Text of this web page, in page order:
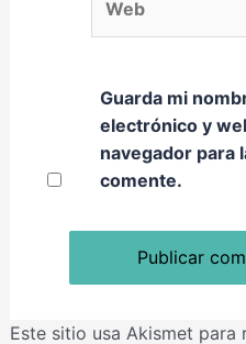
Guarda mi
electrónico y
navegador para
comente.
Este sitio usa Akismet para